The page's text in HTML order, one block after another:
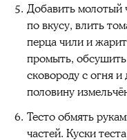
Добавить молотый
по вкусу, влить
перца чили и
промыть,
сковороду с огня
половину
Тесто обмять
частей. Куски